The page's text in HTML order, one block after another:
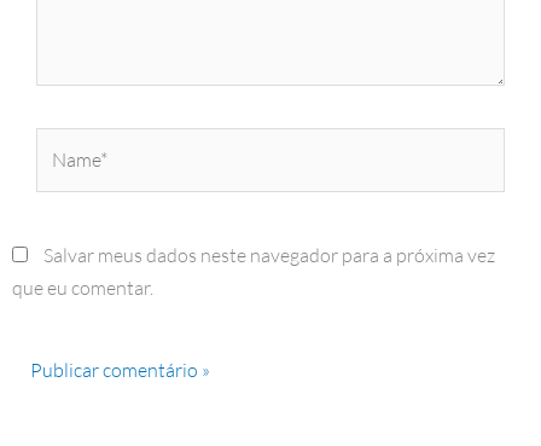
Salvar meus dados neste navegador para a próxima vez
que eu comentar.